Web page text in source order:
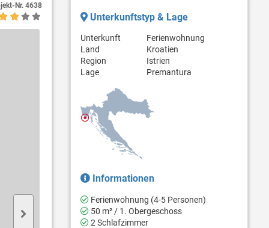
Nr. 4638
Unterkunftstyp & Lage
Unterkunft
Ferienwohnung
Land
Kroatien
Region
Istrien
Lage
Premantura
Informationen
Ferienwohnung (4-5 Personen)
50 m² / 1. Obergeschoss
2 Schlafzimmer